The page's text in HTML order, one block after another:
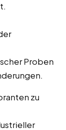
Proben
zu